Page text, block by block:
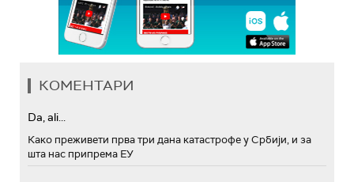
КОМЕНТАРИ
Da, ali...
Како преживети прва три дана катастрофе у Србији, и за
шта нас припрема ЕУ